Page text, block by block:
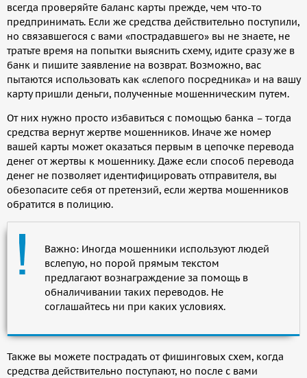
всегда проверяйте баланс карты прежде, чем что-то
предпринимать. Если же средства действительно поступили,
но связавшегося с вами «пострадавшего» вы не знаете, не
тратьте время на попытки выяснить схему, идите сразу же в
банк и пишите заявление на возврат. Возможно, вас
пытаются использовать как «слепого посредника» и на вашу
карту пришли деньги, полученные мошенническим путем.
От них нужно просто избавиться с помощью банка – тогда
средства вернут жертве мошенников. Иначе же номер
вашей карты может оказаться первым в цепочке перевода
денег от жертвы к мошеннику. Даже если способ перевода
денег не позволяет идентифицировать отправителя, вы
обезопасите себя от претензий, если жертва мошенников
обратится в полицию.
Важно: Иногда мошенники используют людей
вслепую, но порой прямым текстом
предлагают вознаграждение за помощь в
обналичивании таких переводов. Не
соглашайтесь ни при каких условиях.
Также вы можете пострадать от фишинговых схем, когда
средства действительно поступают, но после с вами